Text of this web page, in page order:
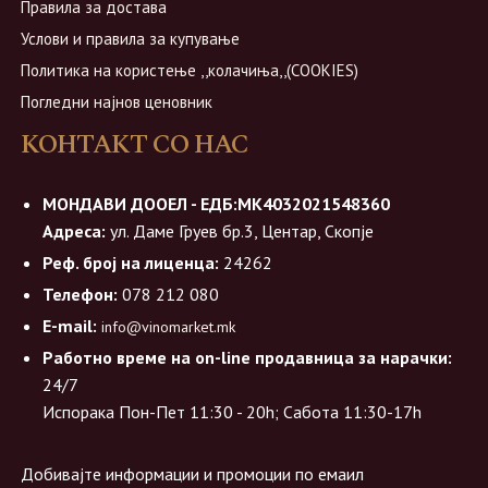
Правила за достава
Услови и правила за купување
Политика на користење ,,колачиња,,(COOKIES)
Погледни најнов ценовник
КОНТАКТ СО НАС
МОНДАВИ ДООЕЛ - ЕДБ:МК4032021548360
Адреса: ул. Даме Груев бр.3, Центар, Скопје
Реф. број на лиценца: 24262
Телефон: 078 212 080
E-mail: info@vinomarket.mk
Работно време на on-line продавница за нарачки:
24/7
Испорака Пон-Пет 11:30 - 20h; Сабота 11:30-17h
Добивајте информации и промоции по емаил